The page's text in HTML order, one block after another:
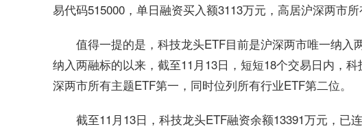
易代码515000，单日融资买入额3113万元，高居沪深两市
值得一提的是，科技龙头ETF目前是沪深两市唯一纳入
纳入两融标的以来，截至11月13日，短短18个交易日内，
深两市所有主题ETF第一，同时位列所有行业ETF第二位。
截至11月13日，科技龙头ETF融资余额13391万元，已